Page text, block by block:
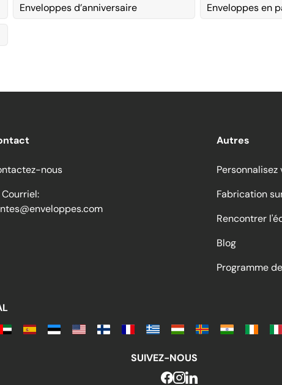
Enveloppes d’anniversaire Enveloppes en
nous
Courriel:
Autres
Fabrication
Rencontrer
Blog
Programme
SUIVEZ-NOUS